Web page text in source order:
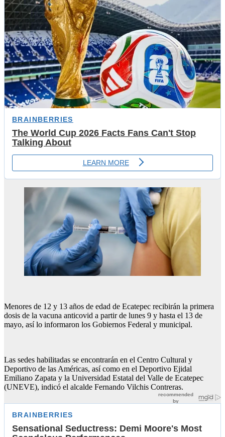
Menores de 12 y 13 años de edad de Ecatepec recibirán la primera
dosis de la vacuna anticovid a partir de lunes 9 y hasta el 13 de
mayo, así lo informaron los Gobiernos Federal y municipal.
Las sedes habilitadas se encontrarán en el Centro Cultural y
Deportivo de las Américas, así como en el Deportivo Ejidal
Emiliano Zapata y la Universidad Estatal del Valle de Ecatepec
(UNEVE), indicó el alcalde Fernando Vilchis Contreras.